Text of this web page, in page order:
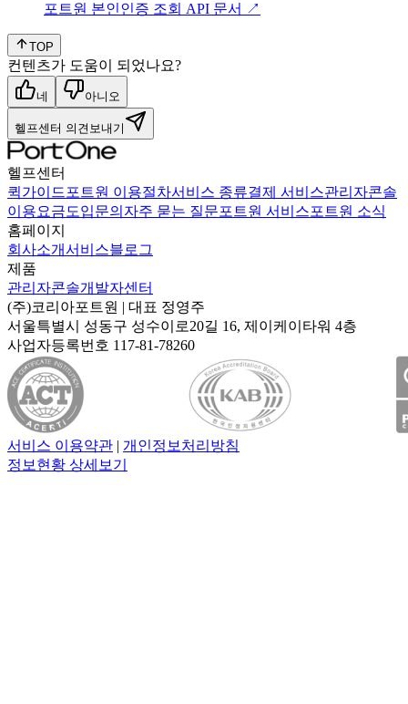
포트원 본인인증 조회 API 문서 ↗
TOP
컨텐츠가 도움이 되었나요?
네 아니오
헬프센터 의견보내기
헬프센터
퀵가이드 포트원 이용절차서비스 종류결제 서비스관리자콘솔
이용요금도입문의 자주 묻는 질문포트원 서비스포트원 소식
홈페이지
회사소개서비스블로그
제품
관리자콘솔개발자센터
(주)코리아포트원 | 대표 정영주
서울특별시 성동구 성수이로20길 16, 제이케이타워 4층
사업자등록번호 117-81-78260
서비스 이용약관 | 개인정보처리방침
정보현황 상세보기